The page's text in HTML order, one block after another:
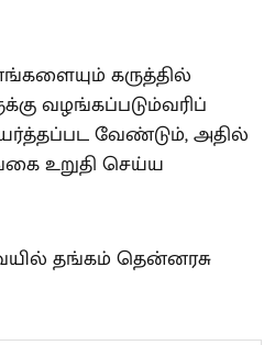
கருத்தில்
வழங்கப்படும்வரிப்
வேண்டும், அதில்
உறுதி செய்ய
தங்கம் தென்னரசு